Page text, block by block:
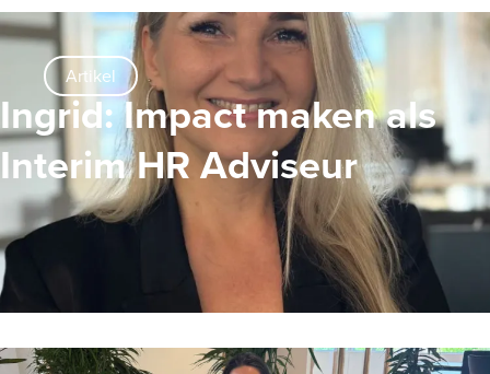
Artikel
Ingrid: Impact maken als
Interim HR Adviseur